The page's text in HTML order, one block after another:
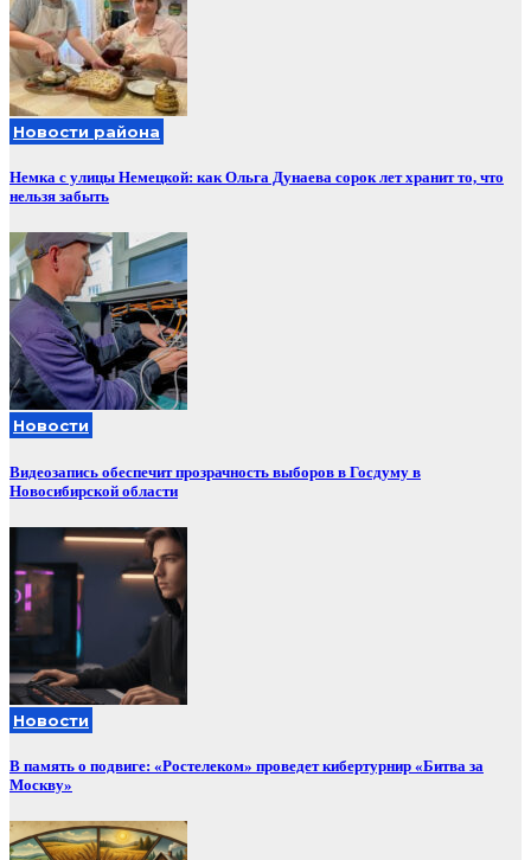
Новости района
Немка с улицы Немецкой: как Ольга Дунаева сорок лет хранит то, что
нельзя забыть
Новости
Видеозапись обеспечит прозрачность выборов в Госдуму в
Новосибирской области
Новости
В память о подвиге: «Ростелеком» проведет кибертурнир «Битва за
Москву»